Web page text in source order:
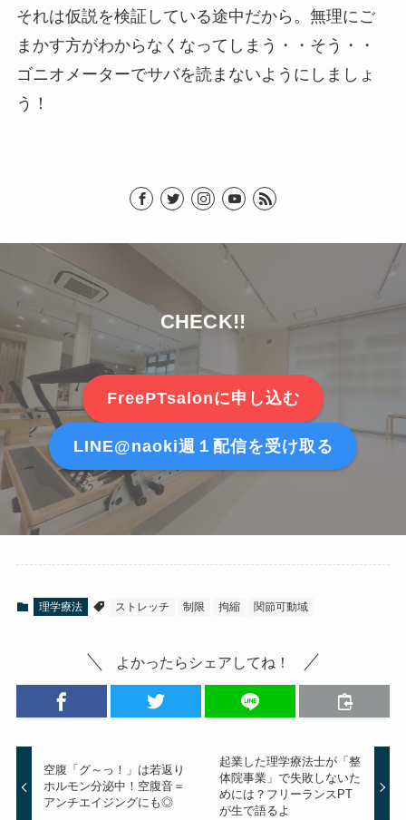
それは仮説を検証している途中だから。無理にご
まかす方がわからなくなってしまう・・そう・・
ゴニオメーターでサバを読まないようにしましょ
う！
CHECK!!
FreePTsalonに申し込む
LINE@naoki週１配信を受け取る
理学療法 ストレッチ 制限 拘縮 関節可動域
よかったらシェアしてね！
空腹「グ～っ！」は若返り
ホルモン分泌中！空腹音＝
アンチエイジングにも◎
起業した理学療法士が「整
体院事業」で失敗しないた
めには？フリーランスPT
が生で語るよ